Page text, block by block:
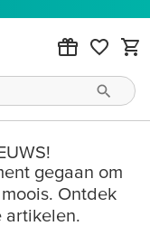
gegaan om
Ontdek
artikelen.